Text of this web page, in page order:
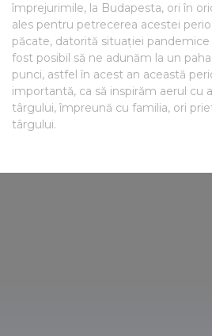
împrejurimile, la Budapesta, ori în
ales pentru petrecerea acestei
păcate, datorită situației
fost posibil să ne adunăm la un
punci, astfel în acest an această
importantă, ca să inspirăm aerul cu
târgului, împreună cu familia, ori
târgului.